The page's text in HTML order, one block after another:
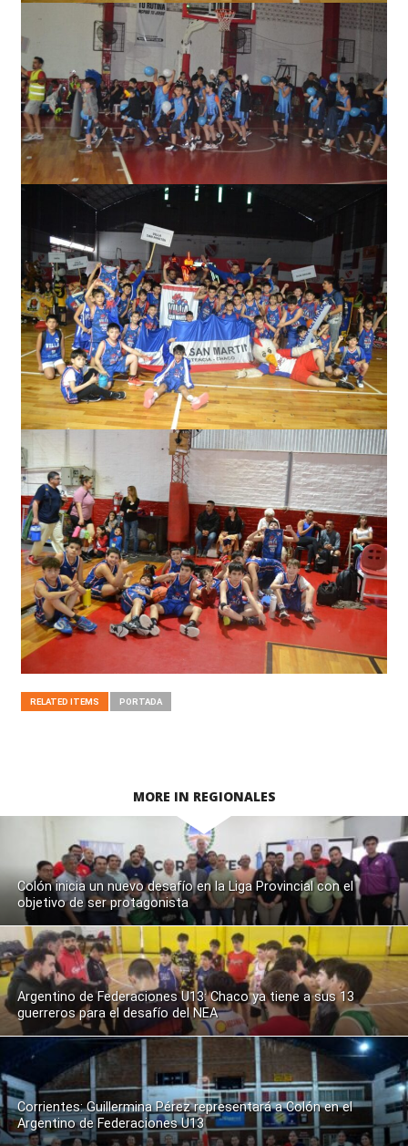
RELATED ITEMS PORTADA
MORE IN REGIONALES
Colón inicia un nuevo desafío en la Liga Provincial con el
objetivo de ser protagonista
Argentino de Federaciones U13: Chaco ya tiene a sus 13
guerreros para el desafío del NEA
Corrientes: Guillermina Pérez representará a Colón en el
Argentino de Federaciones U13